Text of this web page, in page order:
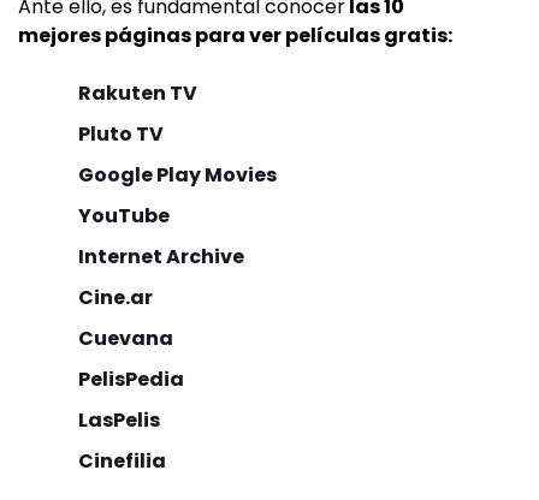
Ante ello, es fundamental conocerlas 10
mejores páginas para ver películas gratis:
Rakuten TV
Pluto TV
Google Play Movies
YouTube
Internet Archive
Cine.ar
Cuevana
PelisPedia
LasPelis
Cinefilia